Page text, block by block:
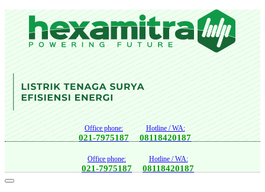
Office phone:
021-7975187
Hotline / WA:
08118420187
Office phone:
021-7975187
Hotline / WA:
08118420187